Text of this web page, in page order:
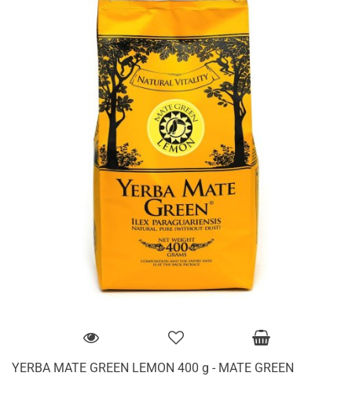
YERBA MATE GREEN LEMON 400 g - MATE GREEN